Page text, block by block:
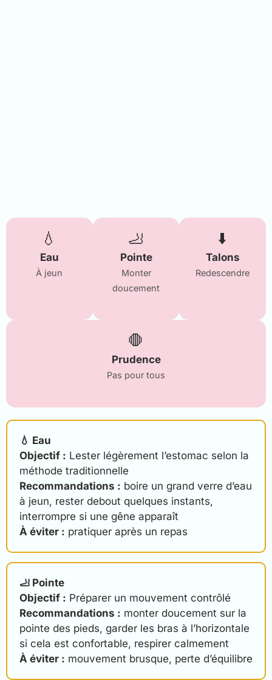
💧
Eau
À jeun
🦶
Pointe
Monter
doucement
⬇️
Talons
Redescendre
🛑
Prudence
Pas pour tous
💧 Eau
Objectif : Lester légèrement l’estomac selon la
méthode traditionnelle
Recommandations : boire un grand verre d’eau
à jeun, rester debout quelques instants,
interrompre si une gêne apparaît
À éviter : pratiquer après un repas
🦶 Pointe
Objectif : Préparer un mouvement contrôlé
Recommandations : monter doucement sur la
pointe des pieds, garder les bras à l’horizontale
si cela est confortable, respirer calmement
À éviter : mouvement brusque, perte d’équilibre